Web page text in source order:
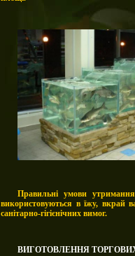
Правильні умови
використовуються в їжу, вкрай
санітарно-гігієнічних вимог.
ВИГОТОВЛЕННЯ